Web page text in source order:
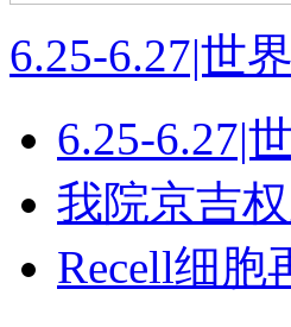
6.25-6.27|世
6.25-6.27|
我院京吉
Recell细胞